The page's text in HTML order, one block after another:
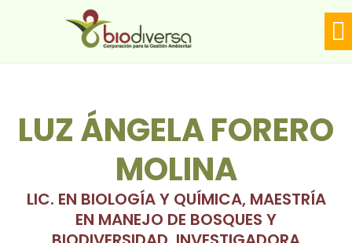
LUZ ÁNGELA FORERO
MOLINA
LIC. EN BIOLOGÍA Y QUÍMICA, MAESTRÍA
EN MANEJO DE BOSQUES Y